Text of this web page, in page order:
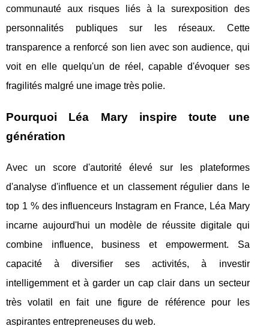
communauté aux risques liés à la surexposition des
personnalités publiques sur les réseaux. Cette
transparence a renforcé son lien avec son audience, qui
voit en elle quelqu'un de réel, capable d'évoquer ses
fragilités malgré une image très polie.
Pourquoi Léa Mary inspire toute une
génération
Avec un score d'autorité élevé sur les plateformes
d'analyse d'influence et un classement régulier dans le
top 1 % des influenceurs Instagram en France, Léa Mary
incarne aujourd'hui un modèle de réussite digitale qui
combine influence, business et empowerment. Sa
capacité à diversifier ses activités, à investir
intelligemment et à garder un cap clair dans un secteur
très volatil en fait une figure de référence pour les
aspirantes entrepreneuses du web.